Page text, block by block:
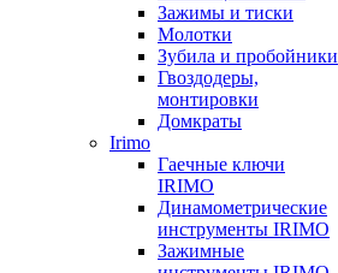
Зажимы и тиски
Молотки
Зубила и пробойники
Гвоздодеры,
монтировки
Домкраты
Irimo
Гаечные ключи
IRIMO
Динамометрические
инструменты IRIMO
Зажимные